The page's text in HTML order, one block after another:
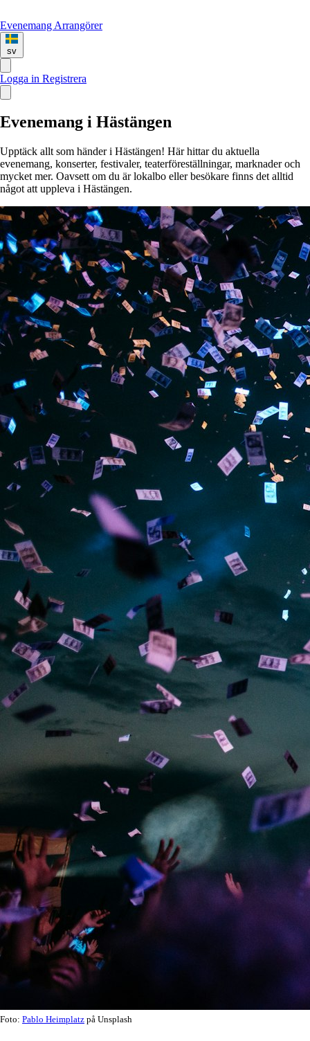
Evenemang Arrangörer
sv
Logga in Registrera
Evenemang i Hästängen
Upptäck allt som händer i Hästängen! Här hittar du aktuella
evenemang, konserter, festivaler, teaterföreställningar, marknader och
mycket mer. Oavsett om du är lokalbo eller besökare finns det alltid
något att uppleva i Hästängen.
Foto: Pablo Heimplatz på Unsplash